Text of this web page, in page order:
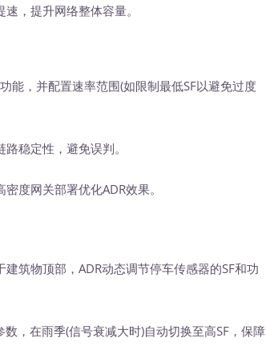
，提升网络整体容量。
能，并配置速率范围(如限制最低SF以避免过度
稳定性，避免误判。
度网关部署优化ADR效果。
建筑物顶部，ADR动态调节停车传感器的SF和功
数，在雨季(信号衰减大时)自动切换至高SF，保障